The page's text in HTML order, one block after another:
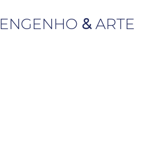
ENGENHO &ARTE